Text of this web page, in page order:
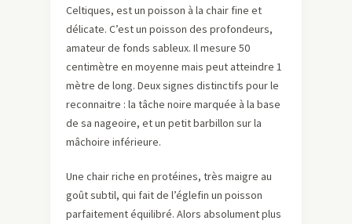
Celtiques, est un poisson à la chair fine et
délicate. C’est un poisson des profondeurs,
amateur de fonds sableux. Il mesure 50
centimètre en moyenne mais peut atteindre 1
mètre de long. Deux signes distinctifs pour le
reconnaitre : la tâche noire marquée à la base
de sa nageoire, et un petit barbillon sur la
mâchoire inférieure.
Une chair riche en protéines, très maigre au
goût subtil, qui fait de l’églefin un poisson
parfaitement équilibré. Alors absolument plus